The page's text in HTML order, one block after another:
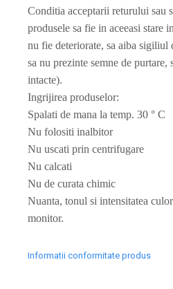
Conditia acceptarii returului sau
produsele sa fie in aceeasi stare
nu fie deteriorate, sa aiba sigiliul
sa nu prezinte semne de purtare,
intacte).
Ingrijirea produselor:
Spalati de mana la temp. 30 ° C
Nu folositi inalbitor
Nu uscati prin centrifugare
Nu calcati
Nu de curata chimic
Nuanta, tonul si intensitatea
monitor.
Informatii conformitate produs